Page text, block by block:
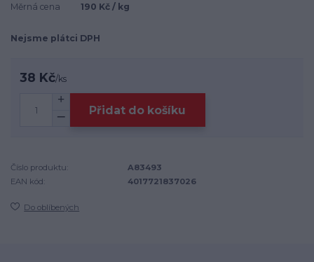
Měrná cena
190 Kč / kg
Nejsme plátci DPH
38 Kč/ks
Přidat do košíku
Číslo produktu:
A83493
EAN kód:
4017721837026
Do oblíbených